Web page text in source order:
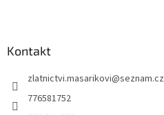
Kontakt
zlatnictvi.masarikovi@seznam.cz
776581752